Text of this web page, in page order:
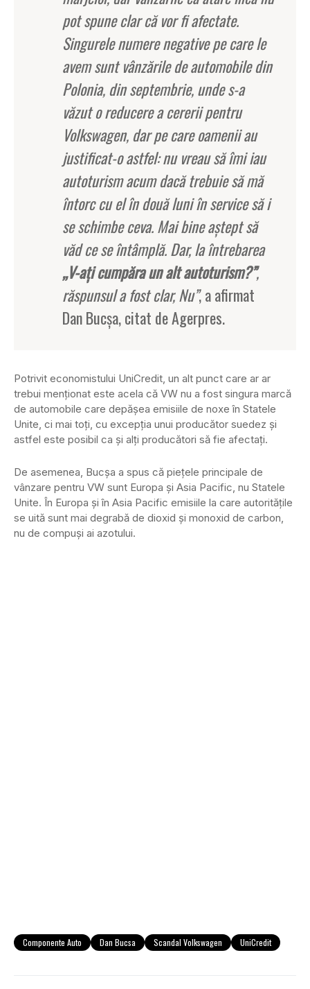
pot spune clar că vor fi afectate.
Singurele numere negative pe care le
avem sunt vânzările de automobile din
Polonia, din septembrie, unde s-a
văzut o reducere a cererii pentru
Volkswagen, dar pe care oamenii au
justificat-o astfel: nu vreau să îmi iau
autoturism acum dacă trebuie să mă
întorc cu el în două luni în service să i
se schimbe ceva. Mai bine aştept să
văd ce se întâmplă. Dar, la întrebarea
„V-aţi cumpăra un alt autoturism?”,
răspunsul a fost clar, Nu”, a afirmat
Dan Bucşa, citat de Agerpres.
Potrivit economistului UniCredit, un alt punct care ar ar
trebui menţionat este acela că VW nu a fost singura marcă
de automobile care depăşea emisiile de noxe în Statele
Unite, ci mai toţi, cu excepţia unui producător suedez şi
astfel este posibil ca şi alţi producători să fie afectaţi.
De asemenea, Bucşa a spus că pieţele principale de
vânzare pentru VW sunt Europa şi Asia Pacific, nu Statele
Unite. În Europa şi în Asia Pacific emisiile la care autorităţile
se uită sunt mai degrabă de dioxid şi monoxid de carbon,
nu de compuşi ai azotului.
Componente Auto Dan Bucsa Scandal Volkswagen UniCredit